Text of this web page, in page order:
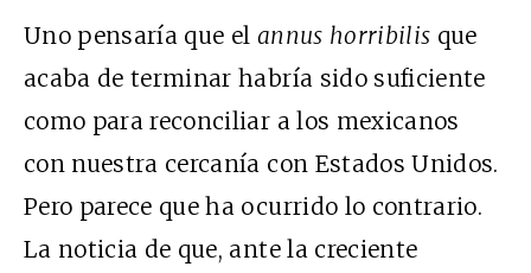
Uno pensaría que el annus horribilis que
acaba de terminar habría sido suficiente
como para reconciliar a los mexicanos
con nuestra cercanía con Estados Unidos.
Pero parece que ha ocurrido lo contrario.
La noticia de que, ante la creciente